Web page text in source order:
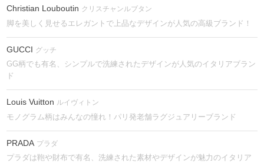
Christian Louboutin クリスチャンルブタン
脚を美しく見せるエレガントで上品なデザインが人気の高級ブランド！
GUCCI グッチ
GG柄でも有名、シンプルで洗練されたデザインが人気のイタリアブラン
ド
Louis Vuitton ルイヴィトン
モノグラム柄はみんなの憧れ！パリ発老舗ラグジュアリーブランド
PRADA プラダ
プラダは鞄や財布で有名、洗練された素材やデザインが魅力のイタリア